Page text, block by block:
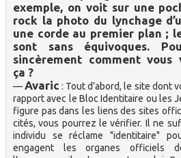
exemple, on voit sur une
rock la photo du lynchage
une corde au premier plan ;
sont sans équivoques.
sincèrement comment vous
ça ?
—Avaric : Tout d’abord, le site dont
rapport avec le Bloc Identitaire ou les
figure pas dans les liens des sites
cités, vous pourrez le vérifier. Il ne
individu se réclame "identitaire"
engagent les organes officiels